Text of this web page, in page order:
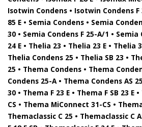
Isotwin Condens • Isotwin Condens F
85 E • Semia Condens • Semia
30 • Semia Condens F 25-A/1 • Semia
24 E • Thelia 23 • Thelia 23 E • Thelia
Thelia Condens 25 • Thelia SB 23 •
25 • Thema Condens • Thema
Condens 25-A • Thema Condens AS
30 • Thema F 23 E • Thema F SB 23 E
CS • Thema MiConnect 31-CS •
Themaclassic C 25 • Themaclassic C